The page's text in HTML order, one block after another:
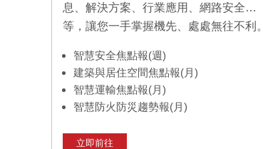
息、解決方案、行業應用、網路安全…
等，讓您一手掌握機先、處處無往不利。
智慧安全焦點報(週)
建築與居住空間焦點報(月)
智慧運輸焦點報(月)
智慧防火防災趨勢報(月)
立即前往